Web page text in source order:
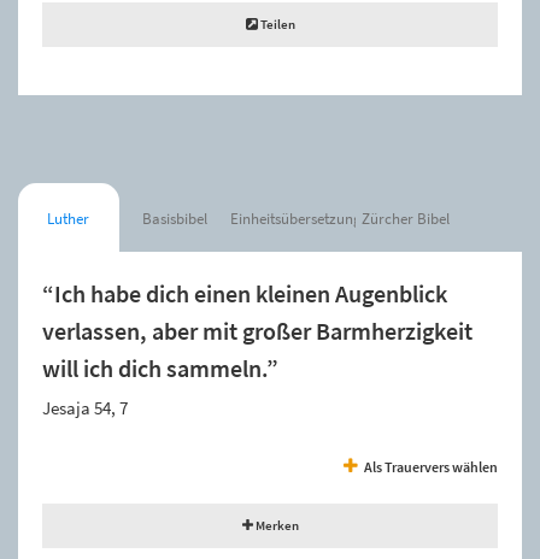
Teilen
Luther Basisbibel Einheitsübersetzung Zürcher Bibel
“Ich habe dich einen kleinen Augenblick
verlassen, aber mit großer Barmherzigkeit
will ich dich sammeln.”
Jesaja 54, 7
Als Trauervers wählen
Merken